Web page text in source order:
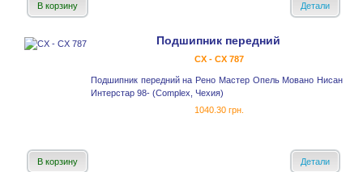
В корзину Детали
Подшипник передний
CX - CX 787
Подшипник передний на Рено Мастер Опель Мовано Нисан
Интерстар 98- (Complex, Чехия)
1040.30 грн.
В корзину Детали